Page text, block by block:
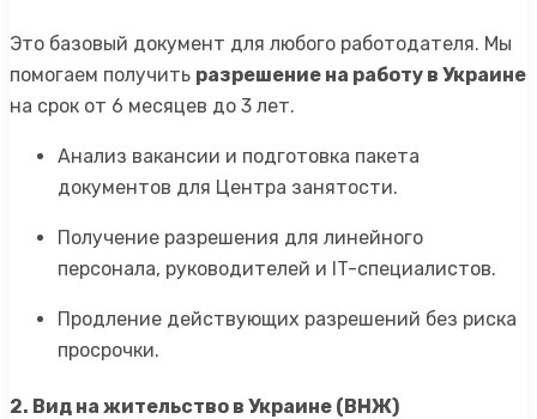
Это базовый документ для любого работодателя. Мы
помогаем получить разрешение на работу в Украине
на срок от 6 месяцев до 3 лет.
Анализ вакансии и подготовка пакета
документов для Центра занятости.
Получение разрешения для линейного
персонала, руководителей и IT-специалистов.
Продление действующих разрешений без риска
просрочки.
2. Вид на жительство в Украине (ВНЖ)